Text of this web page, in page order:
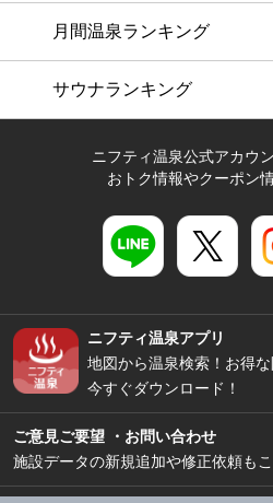
月間温泉ランキング
サウナランキング
ニフティ温泉公式アカウ
おトク情報やクーポン
ニフティ温泉アプリ
地図から温泉検索！お得な
今すぐダウンロード！
ご意見ご要望 ・お問い合わせ
施設データの新規追加や修正依頼も